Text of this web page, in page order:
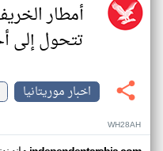
أمطار
تتحول إلى
اخبار موريتانيا
WH28AH